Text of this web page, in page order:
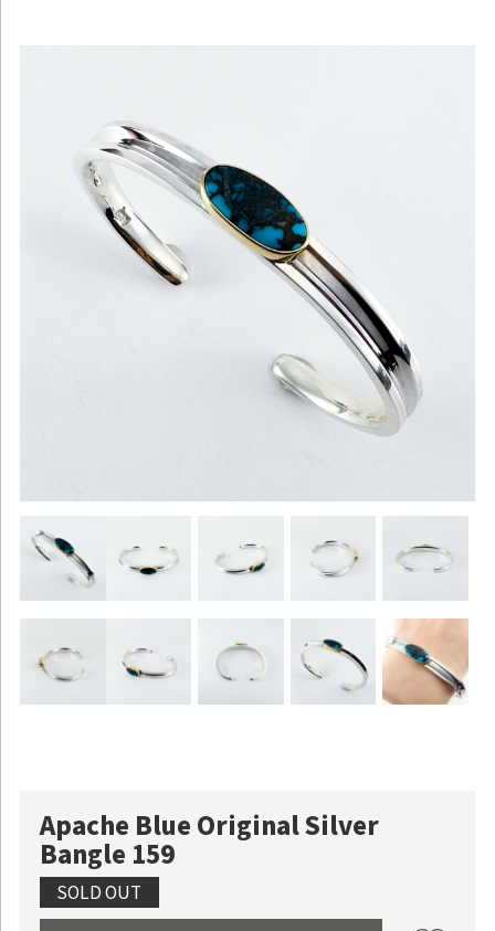
Apache Blue Original Silver
Bangle 159
SOLD OUT